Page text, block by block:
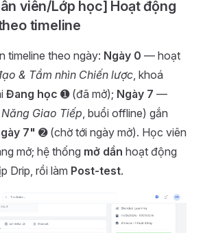
viên/Lớp học] Hoạt động
timeline
timeline theo ngày: Ngày 0 — hoạt
& Tầm nhìn Chiến lược, khoá
Đang học ➊ (đã mở); Ngày 7 —
Giao Tiếp, buổi offline) gắn
7" ➋ (chờ tới ngày mở). Học viên
mở; hệ thống mở dần hoạt động
Drip, rồi làm Post-test.